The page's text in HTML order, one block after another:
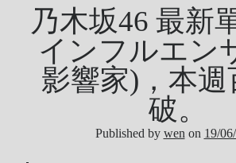
Uncategorized
ZARD
Recent Posts
DOCKER 內程式防火牆
乃木坂46 最新
インフルエン
影響家)，本週
破。
Published by wen on 19/